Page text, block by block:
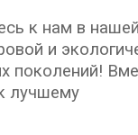
к нам в
и
поколений!
лучшему